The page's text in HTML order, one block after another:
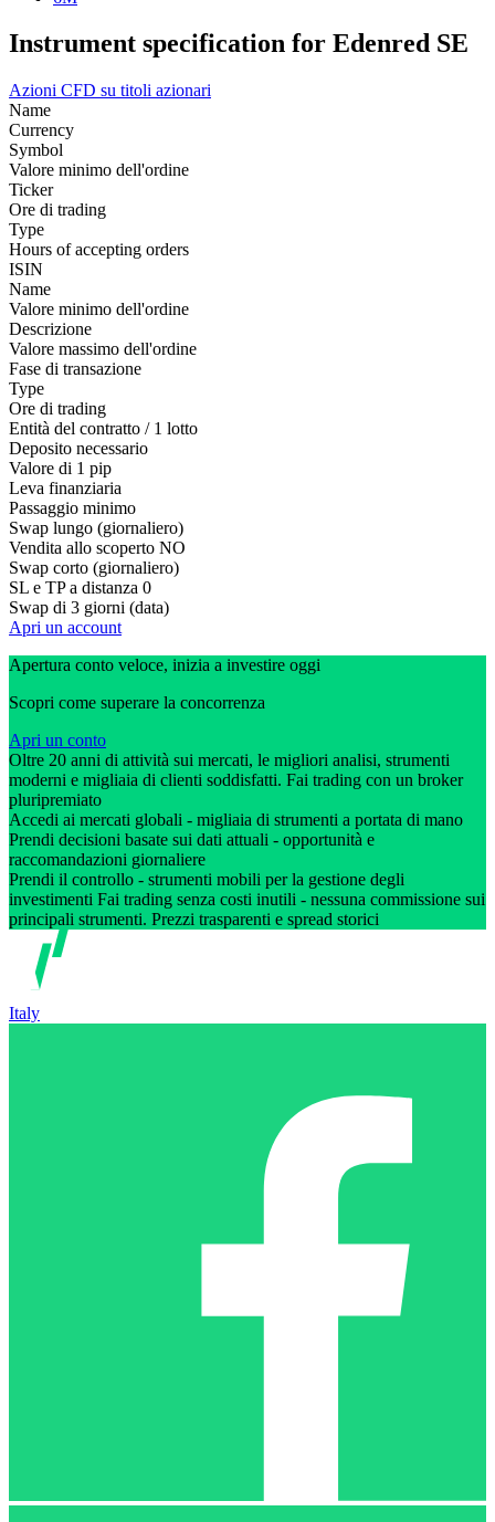
Instrument specification for Edenred SE
Azioni CFD su titoli azionari
Name
Currency
Symbol
Valore minimo dell'ordine
Ticker
Ore di trading
Type
Hours of accepting orders
ISIN
Name
Valore minimo dell'ordine
Descrizione
Valore massimo dell'ordine
Fase di transazione
Type
Ore di trading
Entità del contratto / 1 lotto
Deposito necessario
Valore di 1 pip
Leva finanziaria
Passaggio minimo
Swap lungo (giornaliero)
Vendita allo scoperto NO
Swap corto (giornaliero)
SL e TP a distanza 0
Swap di 3 giorni (data)
Apri un account
Apertura conto veloce, inizia a investire oggi
Scopri come superare la concorrenza
Apri un conto
Oltre 20 anni di attività sui mercati, le migliori analisi, strumenti
moderni e migliaia di clienti soddisfatti. Fai trading con un broker
pluripremiato
Accedi ai mercati globali - migliaia di strumenti a portata di mano
Prendi decisioni basate sui dati attuali - opportunità e
raccomandazioni giornaliere
Prendi il controllo - strumenti mobili per la gestione degli
investimenti Fai trading senza costi inutili - nessuna commissione sui
principali strumenti. Prezzi trasparenti e spread storici
Italy